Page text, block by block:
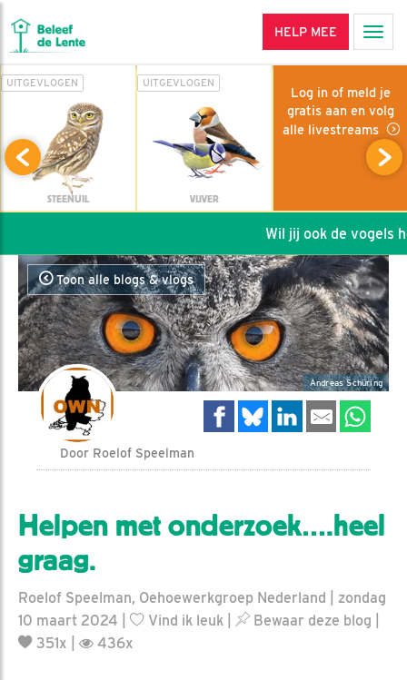
HELP MEE
UITGEVLOGEN
STEENUIL
UITGEVLOGEN
VIJVER
Log in of meld je
gratis aan en volg
alle livestreams
Wil jij ook de vogels
Toon alle blogs & vlogs
Andreas Schüring
Door Roelof Speelman
Helpen met onderzoek….heel
graag.
Roelof Speelman, Oehoewerkgroep Nederland | zondag
10 maart 2024 |
Vind ik leuk Bewaar deze blog
351x |
436x